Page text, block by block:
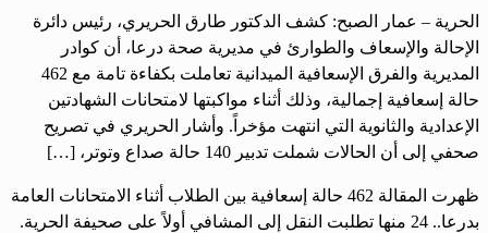
الحرية – عمار الصبح: كشف الدكتور طارق الحريري، رئيس دائرة
الإحالة والإسعاف والطوارئ في مديرية صحة درعا، أن كوادر
المديرية والفرق الإسعافية الميدانية تعاملت بكفاءة تامة مع 462
حالة إسعافية إجمالية، وذلك أثناء مواكبتها لامتحانات الشهادتين
الإعدادية والثانوية التي انتهت مؤخراً. وأشار الحريري في تصريح
صحفي إلى أن الحالات شملت تدبير 140 حالة صداع وتوتر، […]
ظهرت المقالة 462 حالة إسعافية بين الطلاب أثناء الامتحانات العامة
بدرعا.. 24 منها تطلبت النقل إلى المشافي أولاً على صحيفة الحرية.